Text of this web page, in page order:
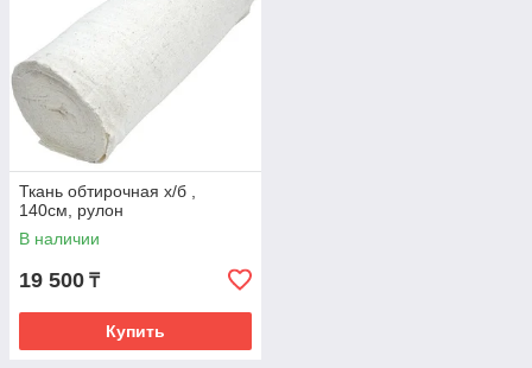
Ткань обтирочная х/б ,
140см, рулон
В наличии
19 500 ₸
Купить